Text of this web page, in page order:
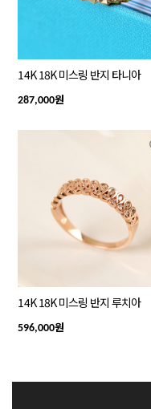
14K 18K 미스링 반지 타니아
287,000원
14K 18K 미스링 반지 루치아
596,000원